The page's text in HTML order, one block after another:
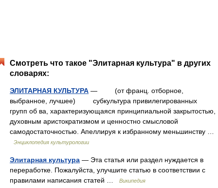
Смотреть что такое "Элитарная культура" в других
словарях:
ЭЛИТАРНАЯ КУЛЬТУРА — (от франц. отборное,
выбранное, лучшее) субкультура привилегированных
групп об ва, характеризующаяся принципиальной закрытостью,
духовным аристократизмом и ценностно смысловой
самодостаточностью. Апеллируя к избранному меньшинству …
Энциклопедия культурологии
Элитарная культура — Эта статья или раздел нуждается в
переработке. Пожалуйста, улучшите статью в соответствии с
правилами написания статей …
Википедия